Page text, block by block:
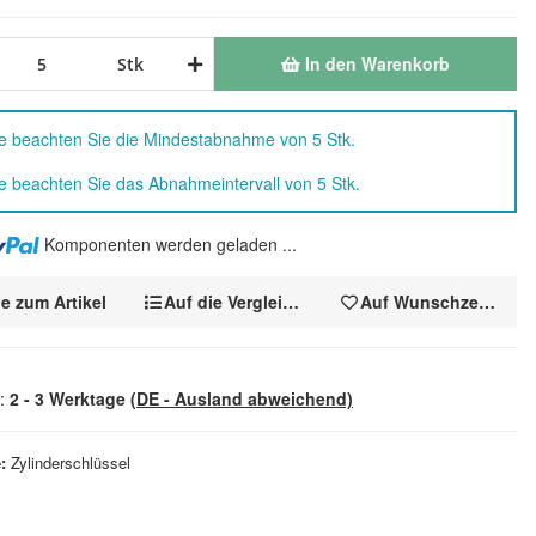
Zylinderschlüssel
zum Artikel Auf die Vergleichsliste Auf Wunschzettel
Stk In den Warenkorb
beachten Sie die Mindestabnahme von 5 Stk.
beachten Sie das Abnahmeintervall von 5 Stk.
Komponenten werden geladen ...
2 - 3 Werktage (DE - Ausland abweichend)